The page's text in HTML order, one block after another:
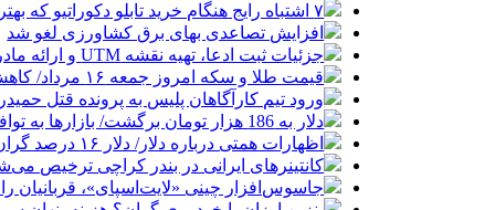
۷ اشتباه رایج هنگام خرید تابلو دکوراتیو که بهتر است مرتکب نشوید
افزایش تصاعدی بهای برق کشاورزی لغو شد
جزئیات ثبت ادعا، تهیه نقشه UTM و ارائه مادر سند اعلام شد
قیمت طلا و سکه امروز جمعه ۱۶ مرداد/ کاهش قیمت ها+ جدول و جزییات
ورود تیم کارآگاهان پلیس به پرونده قتل
دلار به 186 هزار تومان برگشت/ بازارها به توافق احتمالی هرمز چه واکنشی نشان دادند؟
اظهارات همتی درباره دلار/ دلار ۱۶ درصد گران شده؛ این افزایش طبیعی است
کانتینرهای ایرانی در بندر کراچی ترخیص می‌شود| تخفیف ۸۰ درصدی برای
جاسوس‌افزار چینی «لایت‌اسپای»، قربانیان را در ۱۳ کشور ازجمله آمریکا